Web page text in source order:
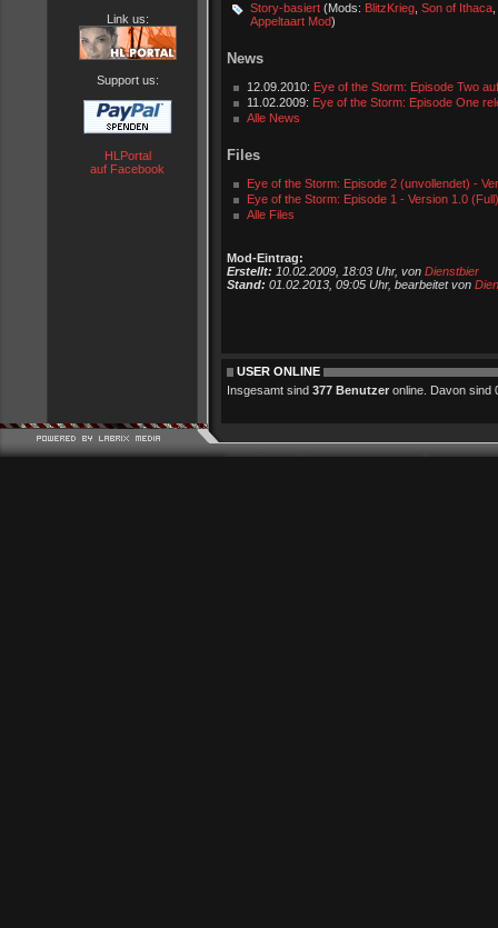
Link us:
Support us:
HLPortal
auf Facebook
Story-basiert (Mods: BlitzKrieg Son of Ithaca
Appeltaart Mod)
News
12.09.2010: Eye of the Storm: Episode Two
11.02.2009: Eye of the Storm: Episode One
Alle News
Files
Eye of the Storm: Episode 2 (unvollendet) -
Eye of the Storm: Episode 1 - Version 1.0 (Full)
Alle Files
Mod-Eintrag:
Erstellt: 10.02.2009, 18:03 Uhr, von Dienstbier
Stand: 01.02.2013, 09:05 Uhr, bearbeitet von
USER ONLINE
Insgesamt sind 377 Benutzer online. Davon sind